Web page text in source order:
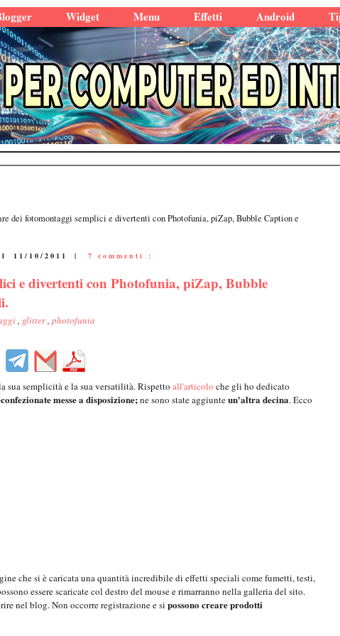
Widget Menu Effetti Android
dei fotomontaggi semplici e divertenti con Photofunia, piZap, Bubble Caption e
11/10/2011 | 7 commenti :
e divertenti con Photofunia, piZap, Bubble
, glitter, photofunia
sua semplicità e la sua versatilità. Rispetto all'articolo che gli ho dedicato
messe a disposizione;ne sono state aggiunteun'altra decina. Ecco
che si è caricata una quantità incredibile di effetti speciali come fumetti, testi,
essere scaricate col destro del mouse e rimarranno nella galleria del sito.
nel blog. Non occorre registrazione e si possono creare prodotti